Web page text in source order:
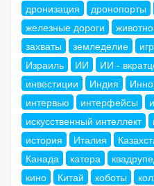
дронизация
дронопорты
железные дороги
захваты
земледелие
Израиль
ИИ ИИ -
инвестиции
Индия
интервью
интерфейсы
искусственный интеллект
история
Италия
Канада
катера
кино
Китай коботы